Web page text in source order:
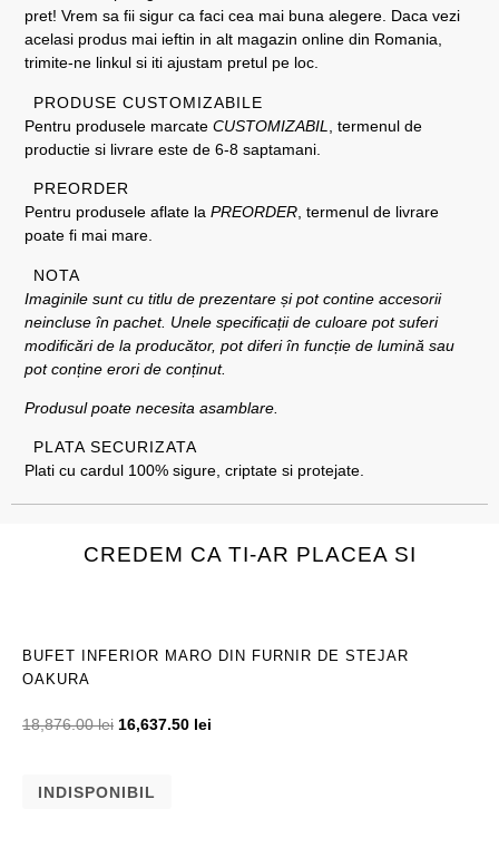
pret! Vrem sa fii sigur ca faci cea mai buna alegere. Daca vezi
acelasi produs mai ieftin in alt magazin online din Romania,
trimite-ne linkul si iti ajustam pretul pe loc.
PRODUSE CUSTOMIZABILE
Pentru produsele marcate CUSTOMIZABIL
, termenul de
productie si livrare este de 6-8 saptamani.
PREORDER
Pentru produsele aflate la PREORDER , termenul de livrare
poate fi mai mare.
NOTA
Imaginile sunt cu titlu de prezentare și pot contine accesorii
neincluse în pachet. Unele specificații de culoare pot suferi
modificări de la producător, pot diferi în funcție de lumină sau
pot conține erori de conținut.
Produsul poate necesita asamblare.
PLATA SECURIZATA
Plati cu cardul 100% sigure, criptate si protejate.
CREDEM CA TI-AR PLACEA SI
BUFET INFERIOR MARO DIN FURNIR DE STEJAR
OAKURA
18,876.00lei 16,637.50 lei
INDISPONIBIL